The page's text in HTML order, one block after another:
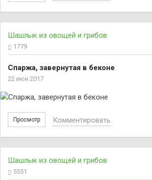
Шашлык из овощей и грибов
1779
Спаржа, завернутая в беконе
22 июн 2017
Просмотр Комментировать
Шашлык из овощей и грибов
5551